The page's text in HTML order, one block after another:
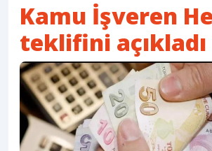
Kamu İşveren
teklifini açıkladı